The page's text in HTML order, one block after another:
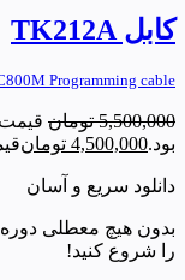
کابل TK212A
Programming cable
5,500,000 تومان
بود.4,500,000 تومان
دانلود سریع و آسان
بدون هیچ معطلی دوره
را شروع کنید!